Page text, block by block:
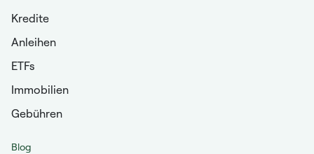
Kredite
Anleihen
ETFs
Immobilien
Gebühren
Blog